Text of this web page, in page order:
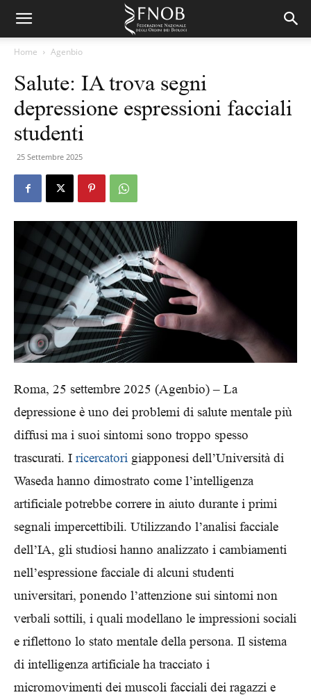
Home Agenbio
Salute: IA trova segni
depressione espressioni facciali
studenti
25 Settembre 2025
Roma, 25 settembre 2025 (Agenbio) – La
depressione è uno dei problemi di salute mentale più
diffusi ma i suoi sintomi sono troppo spesso
trascurati. I ricercatori giapponesi dell’Università di
Waseda hanno dimostrato come l’intelligenza
artificiale potrebbe correre in aiuto durante i primi
segnali impercettibili. Utilizzando l’analisi facciale
dell’IA, gli studiosi hanno analizzato i cambiamenti
nell’espressione facciale di alcuni studenti
universitari, ponendo l’attenzione sui sintomi non
verbali sottili, i quali modellano le impressioni sociali
e riflettono lo stato mentale della persona. Il sistema
di intelligenza artificiale ha tracciato i
micromovimenti dei muscoli facciali dei ragazzi e